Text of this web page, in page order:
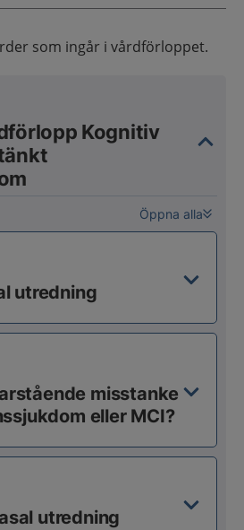
som ingår i vårdförloppet.
Kognitiv
Öppna alla
utredning
misstanke
eller MCI?
utredning